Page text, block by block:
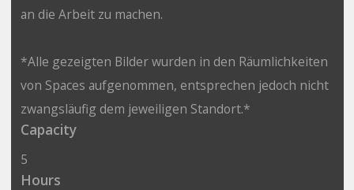
an die Arbeit zu machen.
*Alle gezeigten Bilder wurden in den Räumlichkeiten
von Spaces aufgenommen, entsprechen jedoch nicht
zwangsläufig dem jeweiligen Standort.*
Capacity
5
Hours